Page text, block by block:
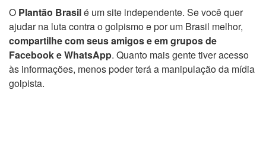
O Plantão Brasilé um site independente. Se você quer
ajudar na luta contra o golpismo e por um Brasil melhor,
compartilhe com seus amigos e em grupos de
Facebook e WhatsApp. Quanto mais gente tiver acesso
às informações, menos poder terá a manipulação da mídia
golpista.